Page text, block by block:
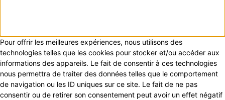
Pour offrir les meilleures expériences, nous utilisons des
technologies telles que les cookies pour stocker et/ou accéder aux
informations des appareils. Le fait de consentir à ces technologies
nous permettra de traiter des données telles que le comportement
de navigation ou les ID uniques sur ce site. Le fait de ne pas
consentir ou de retirer son consentement peut avoir un effet négatif